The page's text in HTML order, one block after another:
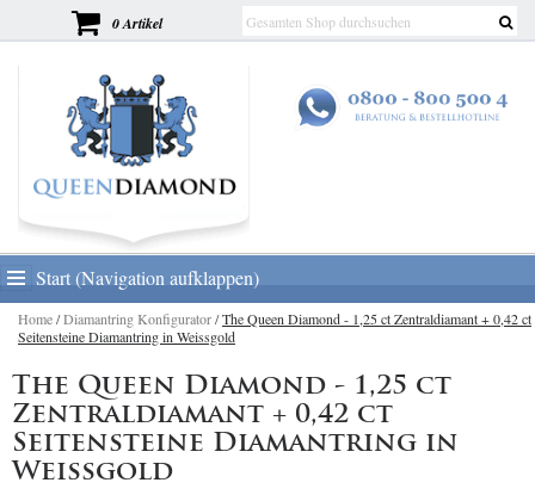
0 Artikel
Start (Navigation aufklappen)
Home/Diamantring Konfigurator/The Queen Diamond - 1,25 ct Zentraldiamant + 0,42 ct
Seitensteine Diamantring in Weissgold
The Queen Diamond - 1,25 ct
Zentraldiamant + 0,42 ct
Seitensteine Diamantring in
Weissgold